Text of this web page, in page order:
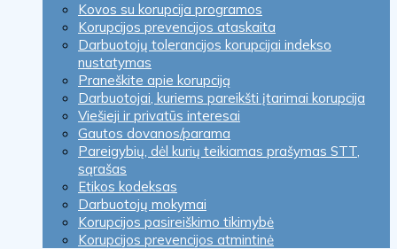
Kovos su korupcija programos
Korupcijos prevencijos ataskaita
Darbuotojų tolerancijos korupcijai indekso
nustatymas
Praneškite apie korupciją
Darbuotojai, kuriems pareikšti įtarimai korupcija
Viešieji ir privatūs interesai
Gautos dovanos/parama
Pareigybių, dėl kurių teikiamas prašymas STT,
sąrašas
Etikos kodeksas
Darbuotojų mokymai
Korupcijos pasireiškimo tikimybė
Korupcijos prevencijos atmintinė